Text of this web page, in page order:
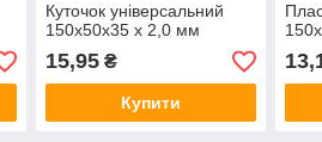
Куточок універсальний
150х50х35 х 2,0 мм
15,95₴
Купити